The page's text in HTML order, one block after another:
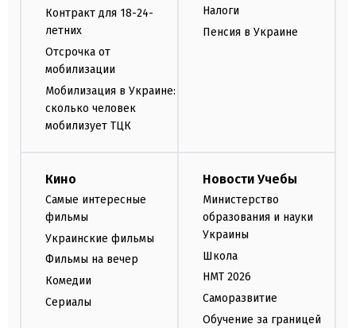
Контракт для 18-24-
летних
Отсрочка от
мобилизации
Мобилизация в Украине:
сколько человек
мобилизует ТЦК
Налоги
Пенсия в Украине
Кино
Самые интересные
фильмы
Украинские фильмы
Фильмы на вечер
Комедии
Сериалы
Новости Учебы
Министерство
образования и науки
Украины
Школа
НМТ 2026
Саморазвитие
Обучение за границей